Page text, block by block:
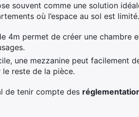
souvent comme une solution
où l’espace au sol est limité.
4m permet de créer une chambre
une mezzanine peut facilement
reste de la pièce.
de tenir compte des